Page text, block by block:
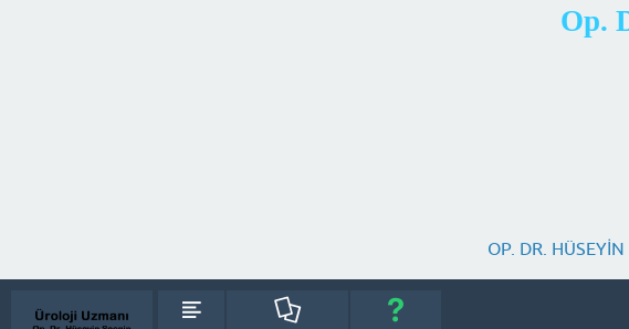
Op.
OP. DR.